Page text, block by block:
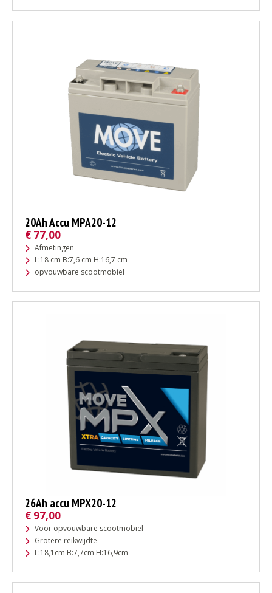
20Ah Accu MPA20-12
€ 77,00
Afmetingen
L:18 cm B:7,6 cm H:16,7 cm
opvouwbare scootmobiel
26Ah accu MPX20-12
€ 97,00
Voor opvouwbare scootmobiel
Grotere reikwijdte
L:18,1cm B:7,7cm H:16,9cm